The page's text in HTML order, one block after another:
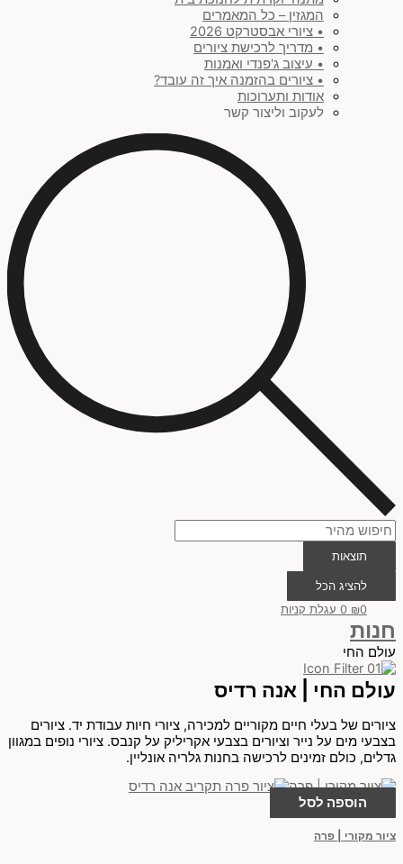
המגזין – כל המאמרים
• ציורי אבסטרקט 2026
• מדריך לרכישת ציורים
• עיצוב ג'פנדי ואמנות
• ציורים בהזמנה איך זה עובד?
אודות ותערוכות
לעקוב וליצור קשר
תוצאות
להציג הכל
₪0
0 עגלת קניות
חנות
עולם החי
עולם החי | אנה רדיס
ציורים של בעלי חיים מקוריים למכירה, ציורי חיות עבודת יד. ציורים
בצבעי מים על נייר וציורים בצבעי אקריליק על קנבס. ציורי נופים במגוון
גדלים, כולם זמינים לרכישה בחנות גלריה אונליין.
הוספה לסל
ציור מקורי | פרה